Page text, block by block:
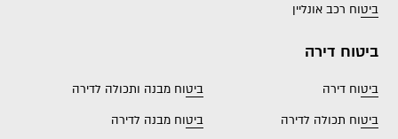
ביטוח רכב אונליין
ביטוח דירה
ביטוח דירה
ביטוח מבנה ותכולה לדירה
ביטוח תכולה לדירה
ביטוח מבנה לדירה